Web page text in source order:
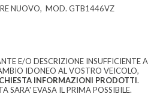
NUOVO, MOD. GTB1446VZ
E/O DESCRIZIONE INSUFFICIENTE A
IDONEO AL VOSTRO VEICOLO,
INFORMAZIONI PRODOTTI.
SARA' EVASA IL PRIMA POSSIBILE.